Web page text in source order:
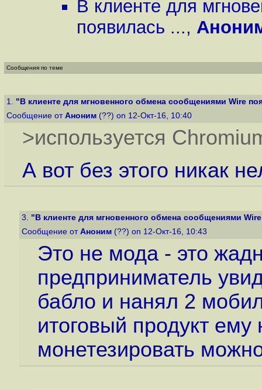
В клиенте для
появилась ...,
Сообщения по теме
1. "В клиенте для мгновенного обмена сообщениями Wire
Сообщение от Аноним (??) on 12-Окт-16, 10:40
>используется
А вот без этого никак
3. "В клиенте для мгновенного обмена сообщениями
Сообщение от Аноним (??) on 12-Окт-16, 10:43
Это не мода - это
предприниматель
бабло и нанял 2
итоговый продукт
монетезировать